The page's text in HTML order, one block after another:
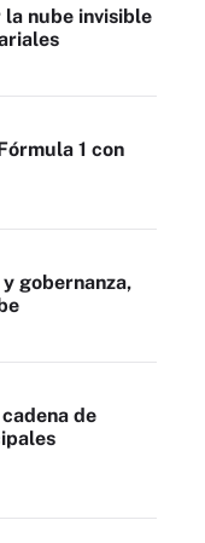
nube invisible
1 con
gobernanza,
de